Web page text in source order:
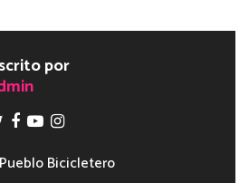
por
Bicicletero